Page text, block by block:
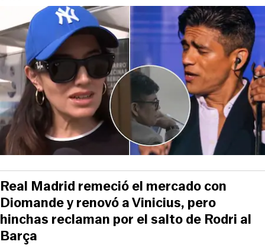
Real Madrid remeció el mercado con
Diomande y renovó a Vinicius, pero
hinchas reclaman por el salto de Rodri al
Barça